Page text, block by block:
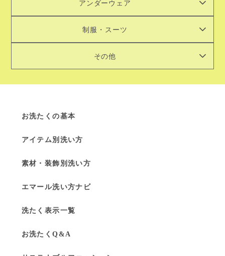
アンダーウェア
制服・スーツ
その他
お洗たくの基本
アイテム別洗い方
素材・装飾別洗い方
エマール洗い方ナビ
洗たく表示一覧
お洗たくQ&A